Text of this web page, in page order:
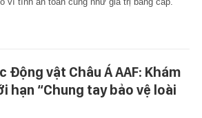
Động vật Châu Á AAF: Khám
hạn “Chung tay bảo vệ loài